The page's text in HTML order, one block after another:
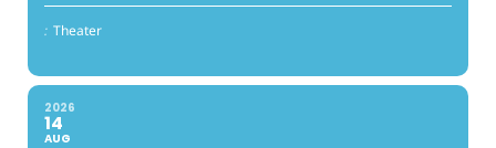
: Theater
2026
14
AUG